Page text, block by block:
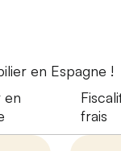
en Espagne !
en
frais